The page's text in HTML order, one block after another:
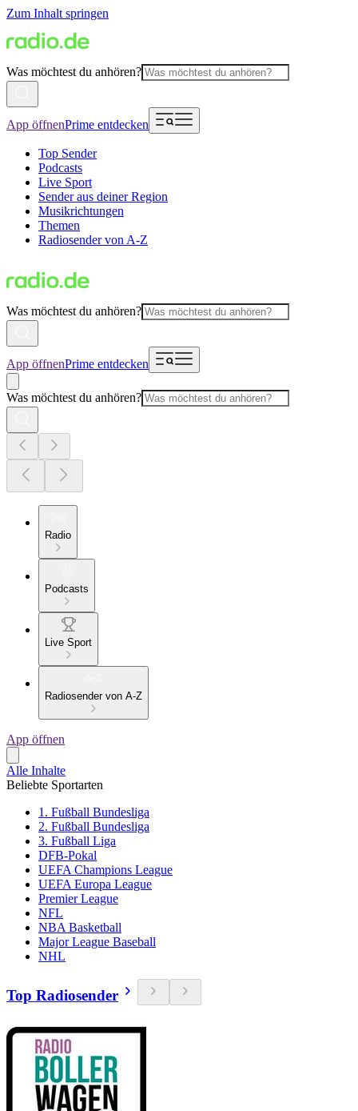
Zum Inhalt springen
Was möchtest du anhören?
App öffnenPrime entdecken
Top Sender
Podcasts
Live Sport
Sender aus deiner Region
Musikrichtungen
Themen
Radiosender von A-Z
Was möchtest du anhören?
App öffnenPrime entdecken
Was möchtest du anhören?
Radio
Podcasts
Live Sport
Radiosender von A-Z
App öffnen
Alle Inhalte
Beliebte Sportarten
1. Fußball Bundesliga
2. Fußball Bundesliga
3. Fußball Liga
DFB-Pokal
UEFA Champions League
UEFA Europa League
Premier League
NFL
NBA Basketball
Major League Baseball
NHL
Top Radiosender